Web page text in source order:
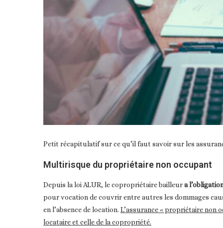
Petit récapitulatif sur ce qu’il faut savoir sur les
Multirisque du propriétaire non occupant
Depuis la loi ALUR, le copropriétaire bailleura
pour vocation de couvrir entre autres les dommages
en l’absence de location. L’assurance « propriétaire non
locataire et celle de la copropriété.